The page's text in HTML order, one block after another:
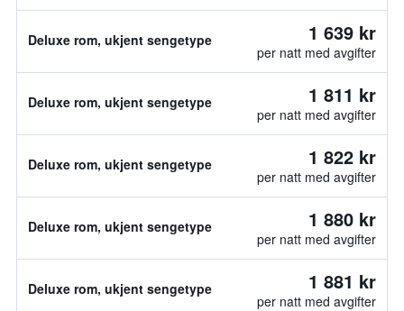
Deluxe rom, ukjent sengetype 1 639 kr
per natt med avgifter
Deluxe rom, ukjent sengetype 1 811 kr
per natt med avgifter
Deluxe rom, ukjent sengetype 1 822 kr
per natt med avgifter
Deluxe rom, ukjent sengetype 1 880 kr
per natt med avgifter
Deluxe rom, ukjent sengetype 1 881 kr
per natt med avgifter